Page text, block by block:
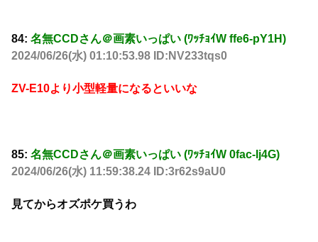
84: 名無CCDさん＠画素いっぱい (ﾜｯﾁｮｲW ffe6-pY1H)
2024/06/26(水) 01:10:53.98 ID:NV233tqs0
ZV-E10より小型軽量になるといいな
85: 名無CCDさん＠画素いっぱい (ﾜｯﾁｮｲW 0fac-Ij4G)
2024/06/26(水) 11:59:38.24 ID:3r62s9aU0
見てからオズポケ買うわ